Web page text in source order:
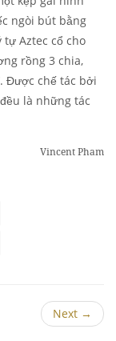
ngòi bút bằng
Aztec cổ cho
rồng 3 chia,
Được chế tác bởi
là những tác
Vincent Pham
Next →